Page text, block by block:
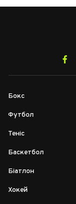
Бокс
Футбол
Теніс
Баскетбол
Біатлон
Хокей